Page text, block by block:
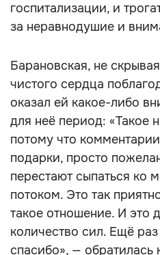
госпитализации, и
за неравнодушие и
Барановская, не
чистого сердца
оказал ей какое-либо
для неё период: «Такое
потому что
подарки, просто
перестают сыпаться ко
потоком. Это так
такое отношение. И это
количество сил. Ещё
спасибо», —